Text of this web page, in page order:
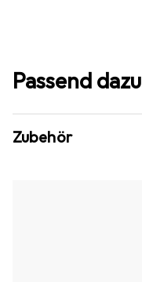
Passend dazu
Zubehör